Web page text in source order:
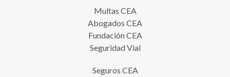
Multas CEA
Abogados CEA
Fundación CEA
Seguridad Vial
Seguros CEA